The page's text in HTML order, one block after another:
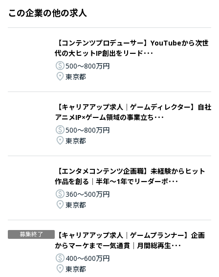
この企業の他の求人
【コンテンツプロデューサー】YouTubeから次世
代の大ヒットIP創出をリード･･･
500〜800万円
東京都
【キャリアアップ求人｜ゲームディレクター】自社
アニメIP×ゲーム領域の事業立ち･･･
500〜800万円
東京都
【エンタメコンテンツ企画職】未経験からヒット
作品を創る｜半年〜1年でリーダーポ･･･
360〜500万円
東京都
募集終了
【キャリアアップ求人｜ゲームプランナー】企画
からマーケまで一気通貫｜月間総再生･･･
400〜600万円
東京都